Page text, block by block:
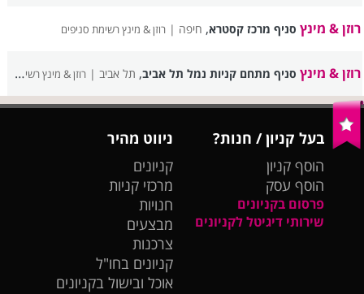
רוזן & מינץ סניף מרכז קסטרא, חיפה |רוזן & מינץ רשימת סניפים
רוזן & מינץ סניף מתחם קניות נמל תל אביב, תל אביב |רוזן & מינץ רשימת סניפים
בעל קניון / חנות?
הוסף קניון
הוסף עסק
פרסום בקניונים
שירותי דיגיטל לקניונים
ניווט מהיר
קניונים
מרכזי קניות
חנויות
מבצעים
צרכנות
קניונים בחו"ל
אוכל ובישול בקניונים